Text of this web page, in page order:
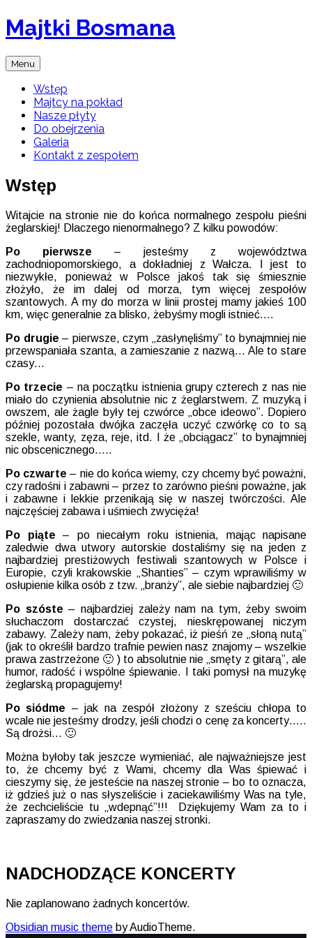
Skip
to
Majtki Bosmana
Zespół
Muzyki
Żeglarskiej
Menu
Wstęp
Majtcy na pokład
Nasze płyty
Do obejrzenia
Galeria
Kontakt z zespołem
Wstęp
Witajcie na stronie nie do końca normalnego zespołu pieśni
żeglarskiej! Dlaczego nienormalnego? Z kilku powodów:
Po pierwsze – jesteśmy z województwa
zachodniopomorskiego, a dokładniej z Wałcza. I jest to
niezwykłe, ponieważ w Polsce jakoś tak się śmiesznie
złożyło, że im dalej od morza, tym więcej zespołów
szantowych. A my do morza w linii prostej mamy jakieś 100
km, więc generalnie za blisko, żebyśmy mogli istnieć….
Po drugie – pierwsze, czym „zasłynęliśmy” to bynajmniej nie
przewspaniała szanta, a zamieszanie z nazwą… Ale to stare
czasy…
Po trzecie – na początku istnienia grupy czterech z nas nie
miało do czynienia absolutnie nic z żeglarstwem. Z muzyką i
owszem, ale żagle były tej czwórce „obce ideowo”. Dopiero
później pozostała dwójka zaczęła uczyć czwórkę co to są
szekle, wanty, zęza, reje, itd. I że „obciągacz” to bynajmniej
nic obscenicznego…..
Po czwarte – nie do końca wiemy, czy chcemy być poważni,
czy radośni i zabawni – przez to zarówno pieśni poważne, jak
i zabawne i lekkie przenikają się w naszej twórczości. Ale
najczęściej zabawa i uśmiech zwycięża!
Po piąte – po niecałym roku istnienia, mając napisane
zaledwie dwa utwory autorskie dostaliśmy się na jeden z
najbardziej prestiżowych festiwali szantowych w Polsce i
Europie, czyli krakowskie „Shanties” – czym wprawiliśmy w
osłupienie kilka osób z tzw. „branży”, ale siebie najbardziej 🙂
Po szóste – najbardziej zależy nam na tym, żeby swoim
słuchaczom dostarczać czystej, nieskrępowanej niczym
zabawy. Zależy nam, żeby pokazać, iż pieśń ze „słoną nutą”
(jak to określił bardzo trafnie pewien nasz znajomy – wszelkie
prawa zastrzeżone 🙂 ) to absolutnie nie „smęty z gitarą”, ale
humor, radość i wspólne śpiewanie. I taki pomysł na muzykę
żeglarską propagujemy!
Po siódme – jak na zespół złożony z sześciu chłopa to
wcale nie jesteśmy drodzy, jeśli chodzi o cenę za koncerty…..
Są drożsi… 🙂
Można byłoby tak jeszcze wymieniać, ale najważniejsze jest
to, że chcemy być z Wami, chcemy dla Was śpiewać i
cieszymy się, że jesteście na naszej stronie – bo to oznacza,
iż gdzieś już o nas słyszeliście i zaciekawiliśmy Was na tyle,
że zechcieliście tu „wdepnąć”!!! Dziękujemy Wam za to i
zapraszamy do zwiedzania naszej stronki.
NADCHODZĄCE KONCERTY
Nie zaplanowano żadnych koncertów.
Obsidian music theme by AudioTheme.